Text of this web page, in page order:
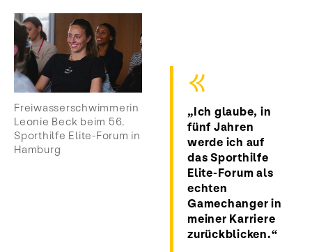
Freiwasserschwimmerin
Leonie Beck beim 56.
Sporthilfe Elite-Forum in
Hamburg
„Ich glaube, in
fünf Jahren
werde ich auf
das Sporthilfe
Elite-Forum als
echten
Gamechanger in
meiner Karriere
zurückblicken.“